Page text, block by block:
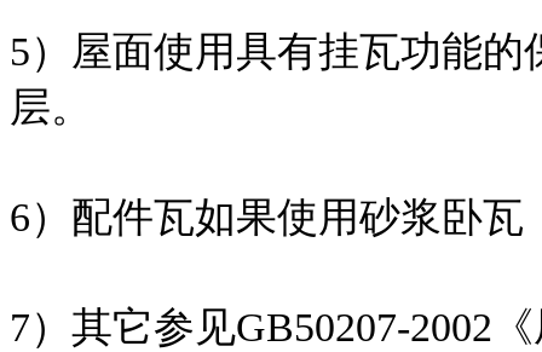
5）屋面使用具有挂瓦功能
层。
6）配件瓦如果使用砂浆卧
7）其它参见GB50207-2002